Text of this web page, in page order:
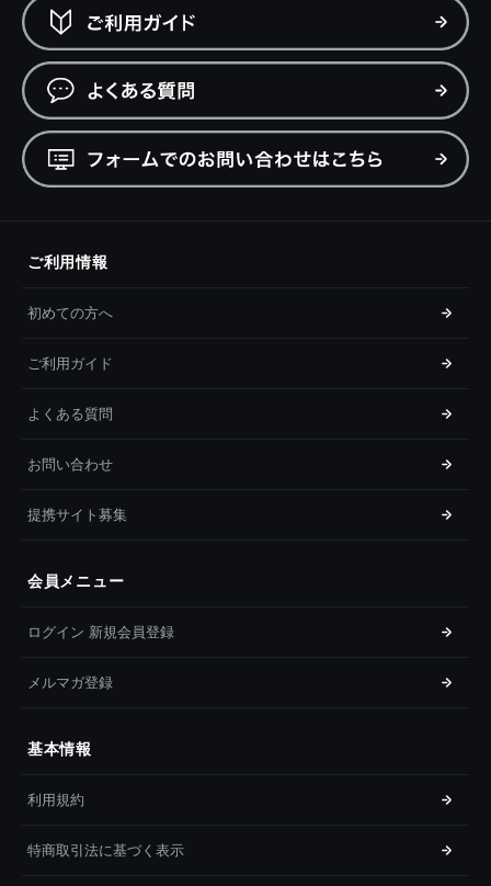
ご利用情報
初めての方へ
ご利用ガイド
よくある質問
お問い合わせ
提携サイト募集
会員メニュー
ログイン 新規会員登録
メルマガ登録
基本情報
利用規約
特商取引法に基づく表示